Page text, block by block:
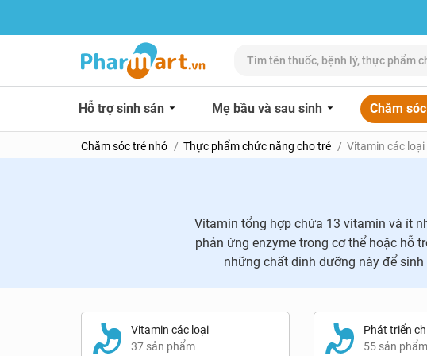
Hỗ trợ sinh sản Mẹ bầu và sau sinh Chăm
Chăm sóc trẻ nhỏ Thực phẩm chức năng cho trẻ Vitamin các loại
Vitamin tổng hợp chứa 13 vitamin và ít
phản ứng enzyme trong cơ thể hoặc hỗ
những chất dinh dưỡng này để
Vitamin các loại
37 sản phẩm
Phát triển
55 sản phẩm